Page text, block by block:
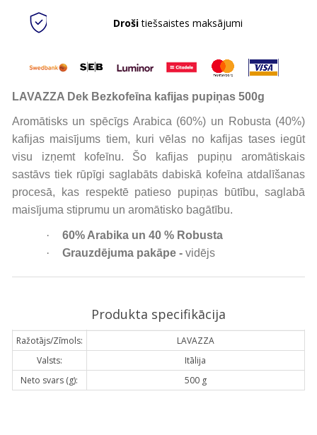
Drošitiešsaistes maksājumi
LAVAZZA Dek Bezkofeīna kafijas pupiņas 500g
Aromātisks un spēcīgs Arabica (60%) un Robusta (40%)
kafijas maisījums tiem, kuri vēlas no kafijas tases iegūt
visu izņemt kofeīnu. Šo kafijas pupiņu aromātiskais
sastāvs tiek rūpīgi saglabāts dabiskā kofeīna atdalīšanas
procesā, kas respektē patieso pupiņas būtību, saglabā
maisījuma stiprumu un aromātisko bagātību.
·
60% Arabika un 40 % Robusta
·
Grauzdējuma pakāpe - vidējs
Produkta specifikācija
Ražotājs/Zīmols:
LAVAZZA
Valsts:
Itālija
Neto svars (g):
500 g